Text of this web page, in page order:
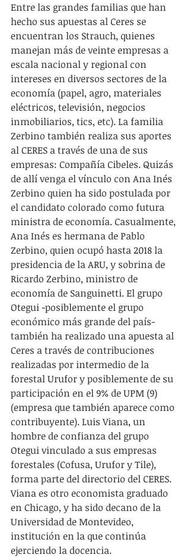
Entre las grandes familias que han
hecho sus apuestas al Ceres se
encuentran los Strauch, quienes
manejan más de veinte empresas a
escala nacional y regional con
intereses en diversos sectores de la
economía (papel, agro, materiales
eléctricos, televisión, negocios
inmobiliarios, tics, etc). La familia
Zerbino también realiza sus aportes
al CERES a través de una de sus
empresas: Compañía Cibeles. Quizás
de allí venga el vínculo con Ana Inés
Zerbino quien ha sido postulada por
el candidato colorado como futura
ministra de economía. Casualmente,
Ana Inés es hermana de Pablo
Zerbino, quien ocupó hasta 2018 la
presidencia de la ARU, y sobrina de
Ricardo Zerbino, ministro de
economía de Sanguinetti. El grupo
Otegui -posiblemente el grupo
económico más grande del país-
también ha realizado una apuesta al
Ceres a través de contribuciones
realizadas por intermedio de la
forestal Urufor y posiblemente de su
participación en el 9% de UPM (9)
(empresa que también aparece como
contribuyente). Luis Viana, un
hombre de confianza del grupo
Otegui vinculado a sus empresas
forestales (Cofusa, Urufor y Tile),
forma parte del directorio del CERES.
Viana es otro economista graduado
en Chicago, y ha sido decano de la
Universidad de Montevideo,
institución en la que continúa
ejerciendo la docencia.